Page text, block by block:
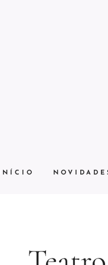
INÍCIO